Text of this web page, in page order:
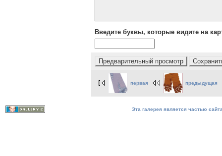
Введите буквы, которые видите на
первая предыдущая
Эта галерея является частью